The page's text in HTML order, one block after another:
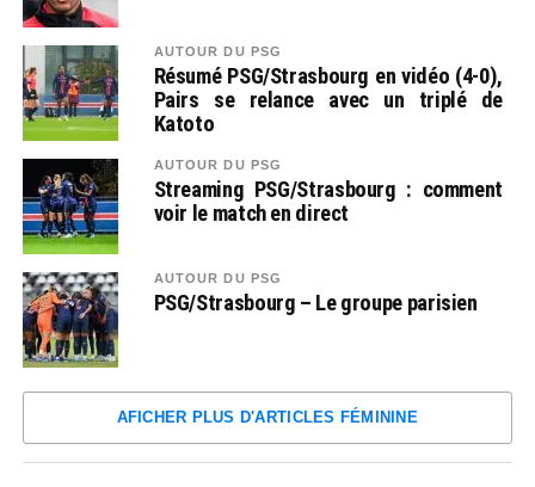
AUTOUR DU PSG
Résumé PSG/Strasbourg en vidéo (4-0),
Pairs se relance avec un triplé de
Katoto
AUTOUR DU PSG
Streaming PSG/Strasbourg : comment
voir le match en direct
AUTOUR DU PSG
PSG/Strasbourg – Le groupe parisien
AFICHER PLUS D'ARTICLES FÉMININE